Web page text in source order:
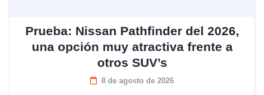
Prueba: Nissan Pathfinder del 2026,
una opción muy atractiva frente a
otros SUV’s
8 de agosto de 2026